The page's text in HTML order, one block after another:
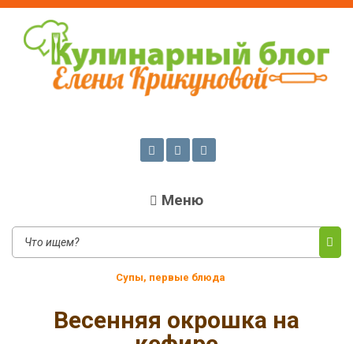
Крикуновой
Меню
Супы, первые блюда
Весенняя окрошка на